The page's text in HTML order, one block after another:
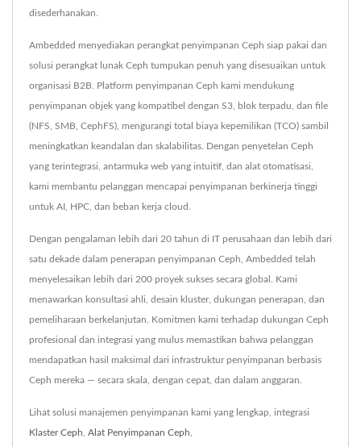
disederhanakan.
Ambedded menyediakan perangkat penyimpanan Ceph siap pakai dan
solusi perangkat lunak Ceph tumpukan penuh yang disesuaikan untuk
organisasi B2B. Platform penyimpanan Ceph kami mendukung
penyimpanan objek yang kompatibel dengan S3, blok terpadu, dan file
(NFS, SMB, CephFS), mengurangi total biaya kepemilikan (TCO) sambil
meningkatkan keandalan dan skalabilitas. Dengan penyetelan Ceph
yang terintegrasi, antarmuka web yang intuitif, dan alat otomatisasi,
kami membantu pelanggan mencapai penyimpanan berkinerja tinggi
untuk AI, HPC, dan beban kerja cloud.
Dengan pengalaman lebih dari 20 tahun di IT perusahaan dan lebih dari
satu dekade dalam penerapan penyimpanan Ceph, Ambedded telah
menyelesaikan lebih dari 200 proyek sukses secara global. Kami
menawarkan konsultasi ahli, desain kluster, dukungan penerapan, dan
pemeliharaan berkelanjutan. Komitmen kami terhadap dukungan Ceph
profesional dan integrasi yang mulus memastikan bahwa pelanggan
mendapatkan hasil maksimal dari infrastruktur penyimpanan berbasis
Ceph mereka — secara skala, dengan cepat, dan dalam anggaran.
Lihat solusi manajemen penyimpanan kami yang lengkap, integrasi
Klaster Ceph Alat Penyimpanan Ceph